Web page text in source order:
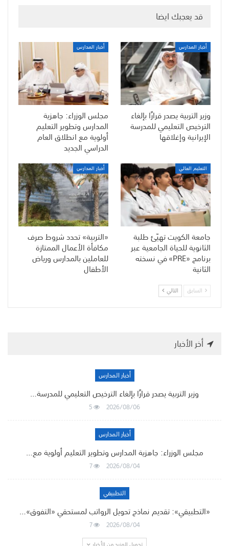
قد يعجبك ايضا
أخبار المدارس
وزير التربية يصدر قرارًا بإلغاء
الترخيص التعليمي للمدرسة
الإيرانية وإغلاقها
أخبار المدارس
مجلس الوزراء: جاهزية
المدارس وتطوير التعليم
أولوية مع انطلاق العام
الدراسي الجديد
التعليم العالي
جامعة الكويت تهيّئ طلبة
الثانوية للحياة الجامعية عبر
برنامج «PRE» في نسخته
الثانية
أخبار المدارس
«التربية» تحدد شروط صرف
مكافأة الأعمال الممتازة
للعاملين بالمدارس ورياض
الأطفال
السابق التالي
أخر الأخبار
أخبار المدارس
وزير التربية يصدر قرارًا بإلغاء الترخيص التعليمي للمدرسة…
2026/08/06
5
أخبار المدارس
مجلس الوزراء: جاهزية المدارس وتطوير التعليم أولوية مع…
2026/08/04
7
التطبيقي
«التطبيقي»: تقديم نماذج تحويل الرواتب لمستحقي «التفوق»…
2026/08/04
7